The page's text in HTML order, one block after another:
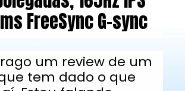
FreeSync G-sync
um review de um
tem dado o que